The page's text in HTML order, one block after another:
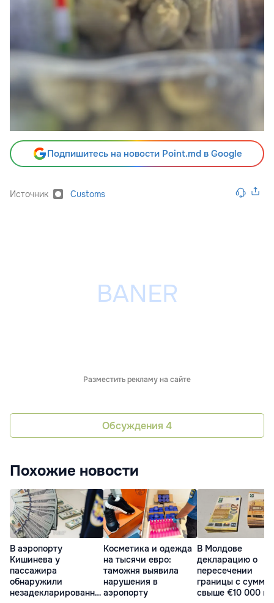
Подпишитесь на новости Point.md в Google
Источник Customs
Разместить рекламу на сайте
Обсуждения 4
Похожие новости
В аэропорту
Кишинева у
пассажира
обнаружили
незадекларированну
Косметика и одежда
на тысячи евро:
таможня выявила
нарушения в
аэропорту
В Молдове
декларацию о
пересечении
границы с
свыше €10 000